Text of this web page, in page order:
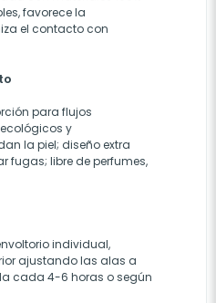
favorece la
el contacto con
para flujos
y
la piel; diseño extra
fugas; libre de perfumes,
individual,
ajustando las alas a
cada 4-6 horas o según